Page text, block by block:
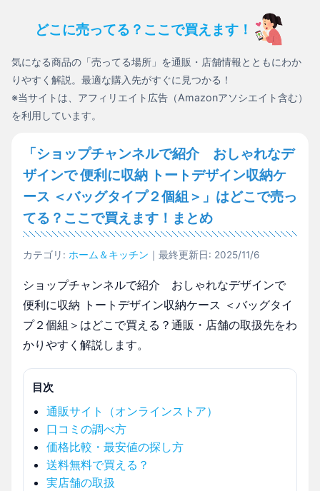
どこに売ってる？ここで買えます！
気になる商品の「売ってる場所」を通販・店舗情報とともにわか
りやすく解説。最適な購入先がすぐに見つかる！
※当サイトは、アフィリエイト広告（Amazonアソシエイト含む）
を利用しています。
「ショップチャンネルで紹介 おしゃれなデ
ザインで 便利に収納 トートデザイン収納ケ
ース ＜バッグタイプ２個組＞」はどこで売っ
てる？ここで買えます！まとめ
カテゴリ: ホーム＆キッチン ｜最終更新日: 2025/11/6
ショップチャンネルで紹介 おしゃれなデザインで
便利に収納 トートデザイン収納ケース ＜バッグタイ
プ２個組＞はどこで買える？通販・店舗の取扱先をわ
かりやすく解説します。
目次
通販サイト（オンラインストア）
口コミの調べ方
価格比較・最安値の探し方
送料無料で買える？
実店舗の取扱